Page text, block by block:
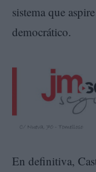
sistema que
democrático.
En definitiva,